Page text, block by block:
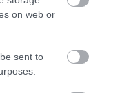
on web or
sent to